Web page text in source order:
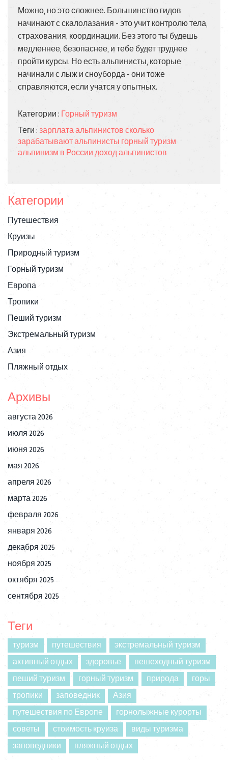
Можно, но это сложнее. Большинство гидов
начинают с скалолазания - это учит контролю тела,
страхования, координации. Без этого ты будешь
медленнее, безопаснее, и тебе будет труднее
пройти курсы. Но есть альпинисты, которые
начинали с лыж и сноуборда - они тоже
справляются, если учатся у опытных.
Категории : Горный туризм
Теги : зарплата альпинистов сколько
зарабатывают альпинисты горный туризм
альпинизм в России доход альпинистов
Категории
Путешествия
Круизы
Природный туризм
Горный туризм
Европа
Тропики
Пеший туризм
Экстремальный туризм
Азия
Пляжный отдых
Архивы
августа 2026
июля 2026
июня 2026
мая 2026
апреля 2026
марта 2026
февраля 2026
января 2026
декабря 2025
ноября 2025
октября 2025
сентября 2025
Теги
туризм путешествия
экстремальный туризм
активный отдых
здоровье
пешеходный туризм
пеший туризм
горный туризм природа
горы
тропики
заповедник
Азия
путешествия по Европе
горнолыжные курорты
советы
стоимость круиза
виды туризма
заповедники
пляжный отдых